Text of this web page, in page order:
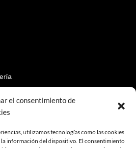
el consentimiento de
utilizamos tecnologías como las cookies
la información del dispositivo. El consentimiento